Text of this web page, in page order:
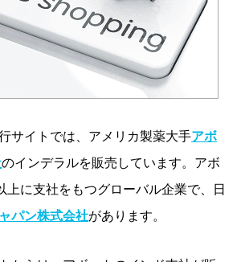
サイトでは、アメリカ製薬大手アボ
のインデラルを販売しています。アボ
上に支社をもつグローバル企業で、日
パン株式会社があります。